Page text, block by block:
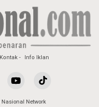
Kontak Info Iklan
Network